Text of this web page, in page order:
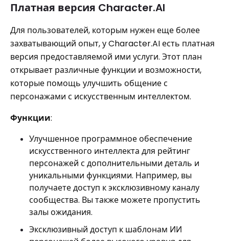
Платная версия Character.AI
Для пользователей, которым нужен еще более
захватывающий опыт, у Character.AI есть платная
версия предоставляемой ими услуги. Этот план
открывает различные функции и возможности,
которые помощь улучшить общение с
персонажами с искусственным интеллектом.
Функции:
Улучшенное программное обеспечение
искусственного интеллекта для рейтинг
персонажей с дополнительными деталь и
уникальными функциями. Например, вы
получаете доступ к эксклюзивному каналу
сообщества. Вы также можете пропустить
залы ожидания.
Эксклюзивный доступ к шаблонам ИИ